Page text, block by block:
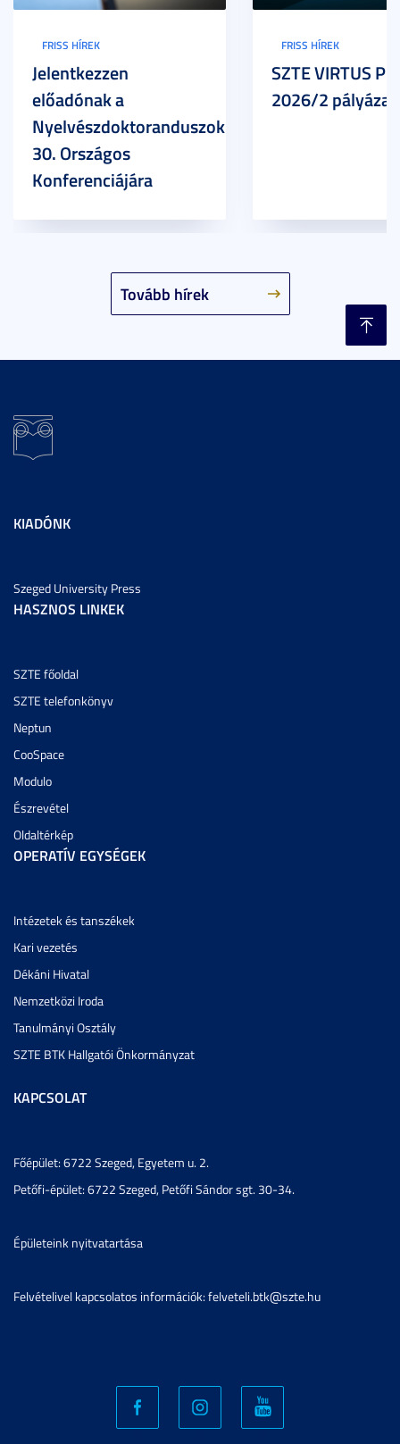
Tovább hírek
FRISS HÍREK
Jelentkezzen
előadónak a
Nyelvészdoktoranduszok
30. Országos
Konferenciájára
FRISS HÍREK
SZTE VIRTUS
2026/2
KIADÓNK
Szeged University Press
HASZNOS LINKEK
SZTE főoldal
SZTE telefonkönyv
Neptun
CooSpace
Modulo
Észrevétel
Oldaltérkép
OPERATÍV EGYSÉGEK
Intézetek és tanszékek
Kari vezetés
Dékáni Hivatal
Nemzetközi Iroda
Tanulmányi Osztály
SZTE BTK Hallgatói Önkormányzat
KAPCSOLAT
Főépület: 6722 Szeged, Egyetem u. 2.
Petőfi-épület: 6722 Szeged, Petőfi Sándor sgt. 30-34.
Épületeink nyitvatartása
Felvételivel kapcsolatos információk: felveteli.btk@szte.hu